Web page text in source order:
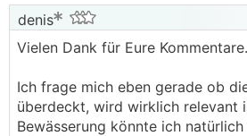
denis
Vielen Dank für Eure Kommentare.
Ich frage mich eben gerade ob
überdeckt, wird wirklich relevant
Bewässerung könnte ich